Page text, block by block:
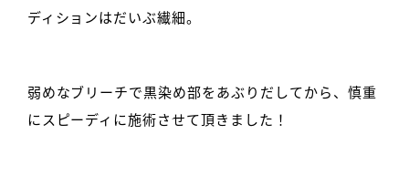
ディションはだいぶ繊細。
弱めなブリーチで黒染め部をあぶりだしてから、慎重
にスピーディに施術させて頂きました！